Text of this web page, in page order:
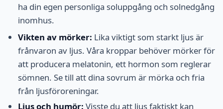
ha din egen personliga soluppgång och solnedgång
inomhus.
Vikten av mörker: Lika viktigt som starkt ljus är
frånvaron av ljus. Våra kroppar behöver mörker för
att producera melatonin, ett hormon som reglerar
sömnen. Se till att dina sovrum är mörka och fria
från ljusföroreningar.
Ljus och humör: Visste du att ljus faktiskt kan